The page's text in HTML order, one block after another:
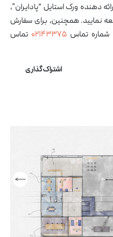
دهنده ورک استایل “پادایران”،
نمایید. همچنین، برای سفارش
شماره تماس ۰۲۱۴۳۳۷۵ تماس
اشتراک گذاری